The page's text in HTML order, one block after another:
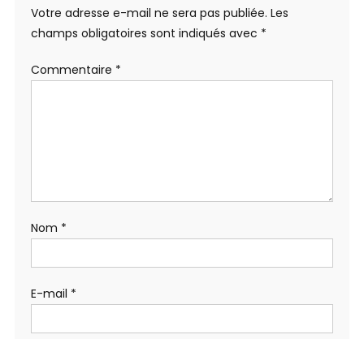
Votre adresse e-mail ne sera pas publiée. Les
champs obligatoires sont indiqués avec *
Commentaire *
Nom *
E-mail *